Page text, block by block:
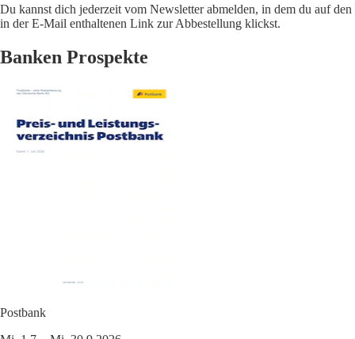
Du kannst dich jederzeit vom Newsletter abmelden, in dem du auf den
in der E-Mail enthaltenen Link zur Abbestellung klickst.
Banken Prospekte
Postbank